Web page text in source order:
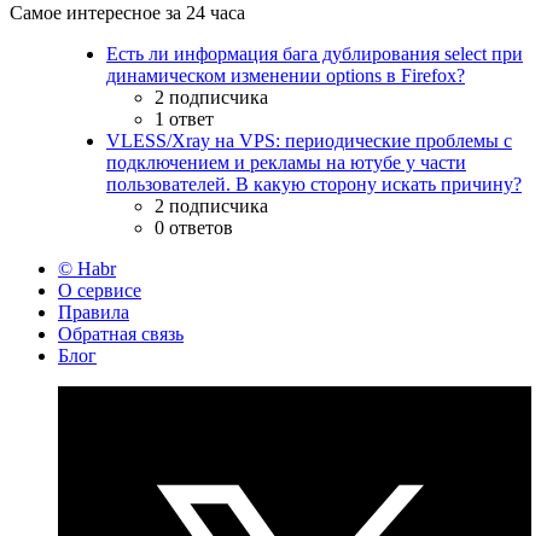
Самое интересное за 24 часа
Есть ли информация бага дублирования select при
динамическом изменении options в Firefox?
2 подписчика
1 ответ
VLESS/Xray на VPS: периодические проблемы с
подключением и рекламы на ютубе у части
пользователей. В какую сторону искать причину?
2 подписчика
0 ответов
© Habr
О сервисе
Правила
Обратная связь
Блог